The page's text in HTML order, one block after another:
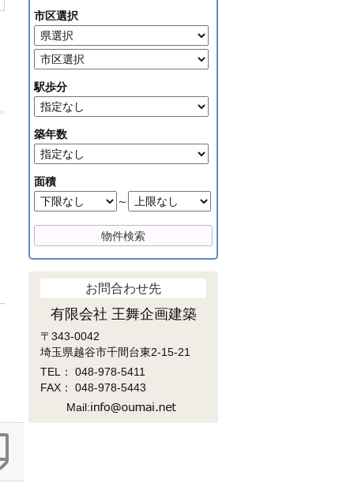
市区選択
駅歩分
築年数
面積
～
お問合わせ先
有限会社 王舞企画建築
〒343-0042
埼玉県越谷市千間台東2-15-21
TEL： 048-978-5411
FAX： 048-978-5443
Mail: